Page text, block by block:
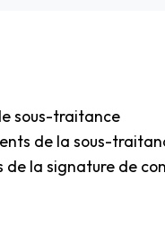
sous-traitance
de la sous-
de la signature de